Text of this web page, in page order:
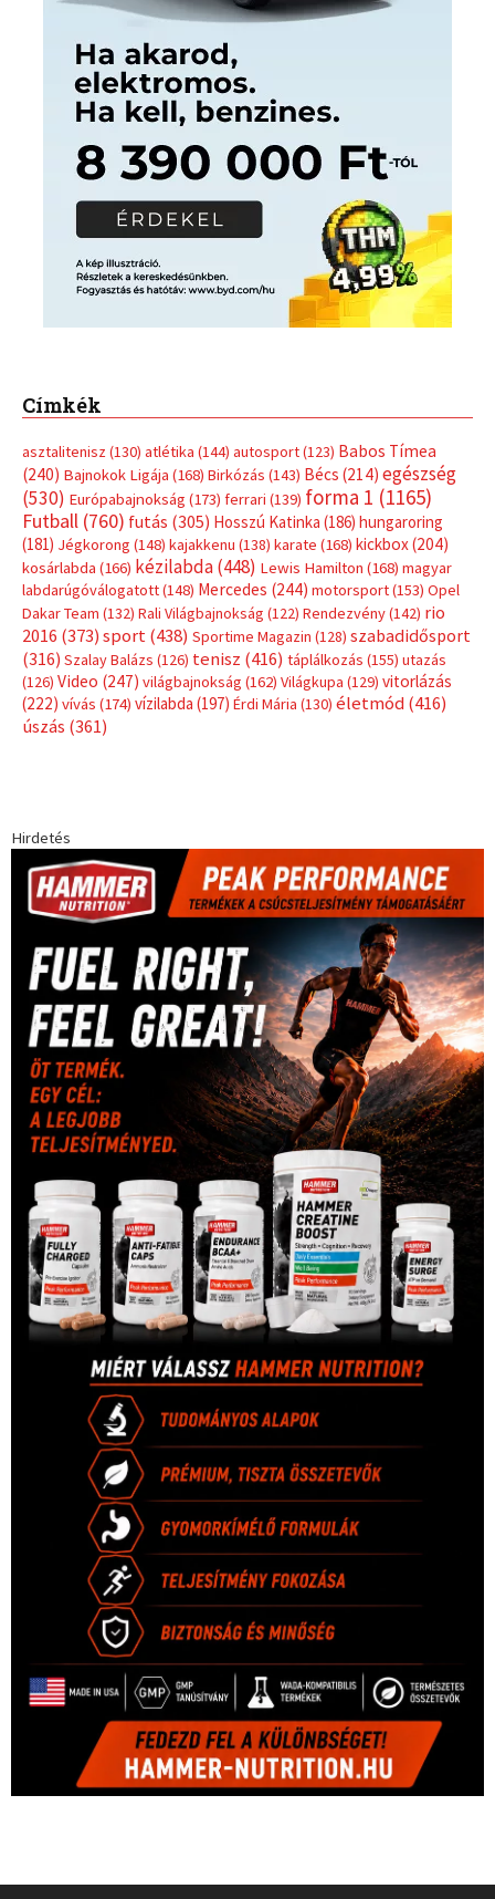
Címkék
asztalitenisz (130) atlétika (144) autosport(123) Babos Tímea
(240) Bajnokok Ligája (168) Birkózás (143) Bécs (214) egészség
(530) Európabajnokság (173) ferrari (139) forma 1 (1165)
Futball (760) futás (305) Hosszú Katinka (186) hungaroring
(181) Jégkorong (148) kajakkenu (138) karate (168) kickbox(204)
kosárlabda (166) kézilabda(448) Lewis Hamilton (168) magyar
labdarúgóválogatott(148) Mercedes (244) motorsport(153) Opel
Dakar Team (132) Rali Világbajnokság (122) Rendezvény(142) rio
2016 (373) sport(438) Sportime Magazin (128) szabadidősport
(316) Szalay Balázs (126) tenisz (416) táplálkozás (155) utazás
(126) Video (247) világbajnokság (162) Világkupa (129) vitorlázás
(222) vívás (174) vízilabda (197) Érdi Mária (130) életmód(416)
úszás (361)
Hirdetés